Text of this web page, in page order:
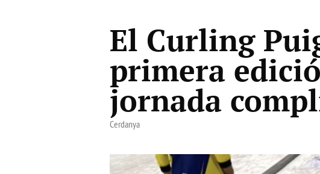
El Curling
primera
jornada
Cerdanya